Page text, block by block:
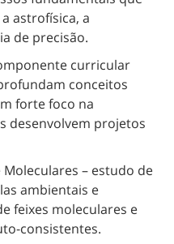
astrofísica, a
de precisão.
curricular
conceitos
forte foco na
desenvolvem projetos
– estudo de
ambientais e
feixes moleculares e
consistentes.